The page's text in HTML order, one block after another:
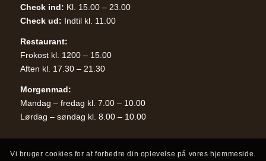
Check ind: Kl. 15.00 – 23.00
Check ud: Indtil kl. 11.00
Restaurant:
Frokost kl. 1200 – 15.00
Aften kl. 17.30 – 21.30
Morgenmad:
Mandag – fredag kl. 7.00 – 10.00
Lørdag – søndag kl. 8.00 – 10.00
Vi bruger cookies for at forbedre din oplevelse på vores hjemmeside.